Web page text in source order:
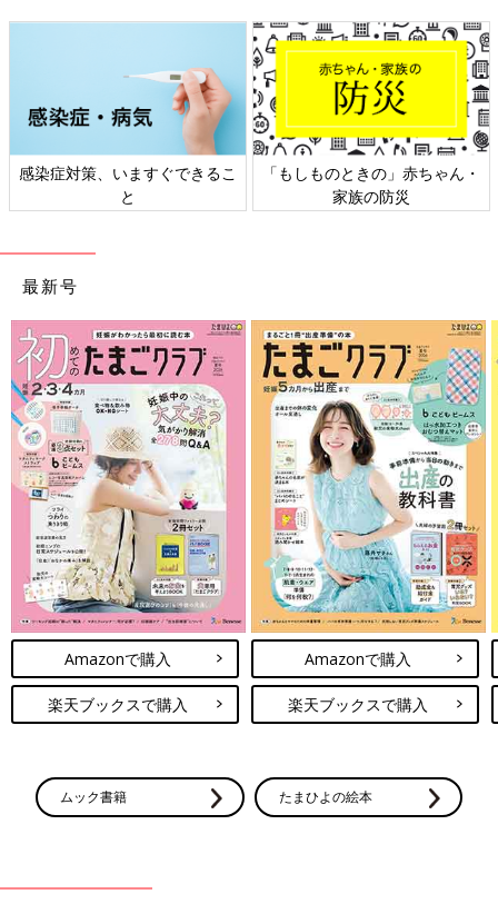
セルで、900ｇぐらいの軽量タイプを使っています。ランドセル
の中に入れるのは教科書やノートは3冊ぐらいまで。水筒は重く
て持って歩けないので、500mLのペットボトルのお茶を許可し
てもらっています。
ほかには、らんは生まれつき首の骨がずれていて、マット運動の
前転や跳び箱、鉄棒などは、医師から禁止されているんです。そ
うしたことも小学校の先生には伝えていて、みんなが前転などを
走ることはできるので、持久走や徒競走は、みんなと一緒に走っ
ています。らんも私も「できることは積極的に！」という考え方
です。
病気のことをみんなに知ってほしくて、オリジナル
絵本を制作
まどかさんが作・絵を手がけた、らんちゃんが主人公の絵本。
感染症対策、いますぐできるこ
と
「もしものときの」赤ちゃん・
家族の防災
最新号
Amazonで購入
楽天ブックスで購入
Amazonで購入
楽天ブックスで購入
ムック書籍 たまひよの絵本